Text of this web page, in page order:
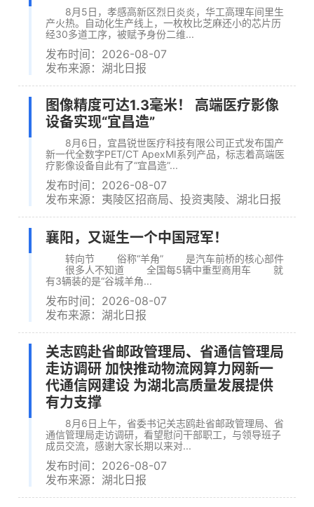
8月5日，孝感高新区烈日炎炎，华工高理车间里生
产火热。自动化生产线上，一枚枚比芝麻还小的芯片历
经30多道工序，被赋予身份二维...
发布时间：2026-08-07
发布来源：湖北日报
图像精度可达1.3毫米！ 高端医疗影像
设备实现“宜昌造”
8月6日，宜昌锐世医疗科技有限公司正式发布国产
新一代全数字PET/CT ApexMI系列产品，标志着高端医
疗影像设备自此有了“宜昌造”...
发布时间：2026-08-07
发布来源：夷陵区招商局、投资夷陵、湖北日报
襄阳，又诞生一个中国冠军！
转向节 俗称“羊角” 是汽车前桥的核心部件
很多人不知道 全国每5辆中重型商用车 就
有3辆装的是“谷城羊角...
发布时间：2026-08-07
发布来源：湖北日报
关志鸥赴省邮政管理局、省通信管理局
走访调研 加快推动物流网算力网新一
代通信网建设 为湖北高质量发展提供
有力支撑
8月6日上午，省委书记关志鸥赴省邮政管理局、省
通信管理局走访调研，看望慰问干部职工，与领导班子
成员交流，感谢大家长期以来对...
发布时间：2026-08-07
发布来源：湖北日报